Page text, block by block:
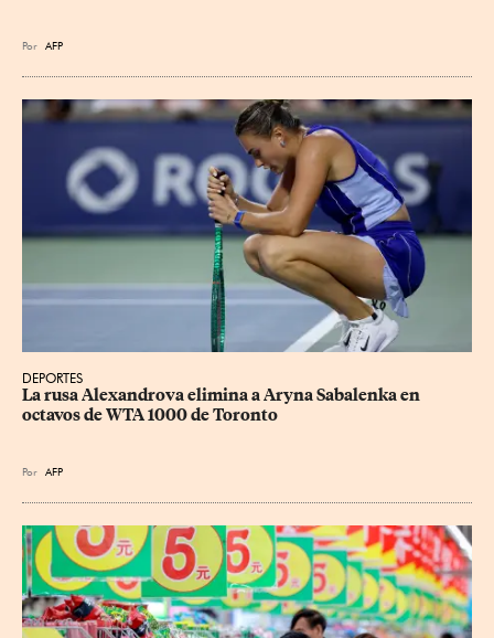
Por AFP
DEPORTES
La rusa Alexandrova elimina a Aryna Sabalenka en
octavos de WTA 1000 de Toronto
Por AFP